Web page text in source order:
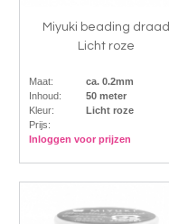
Miyuki beading draad
Licht roze
Maat:
ca. 0.2mm
Inhoud:
50 meter
Kleur:
Licht roze
Prijs:
Inloggen voor prijzen